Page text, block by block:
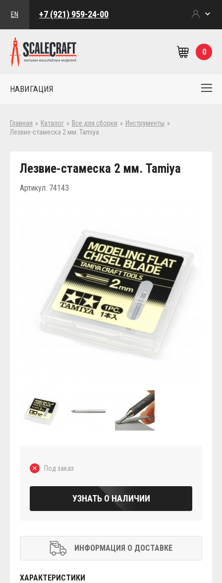
EN +7 (921) 959-24-00
0
НАВИГАЦИЯ
Главная » Каталог » Все для сборки » Инструменты »
Лезвие-стамеска 2 мм. Tamiya
Лезвие-стамеска 2 мм. Tamiya
Артикул: 74143
Под заказ
УЗНАТЬ О НАЛИЧИИ
ИНФОРМАЦИЯ О ДОСТАВКЕ
ХАРАКТЕРИСТИКИ